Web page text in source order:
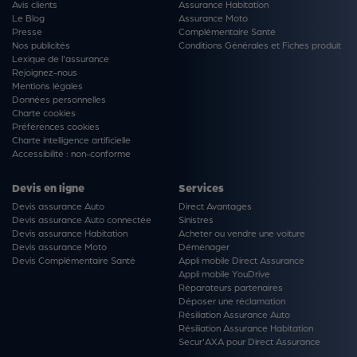
Avis clients
Le Blog
Presse
Nos publicités
Lexique de l'assurance
Rejoignez-nous
Mentions légales
Données personnelles
Charte cookies
Préférences cookies
Charte intelligence artificielle
Accessibilité : non-conforme
Assurance Habitation
Assurance Moto
Complémentaire Santé
Conditions Générales et Fiches produit
Devis en ligne
Devis assurance Auto
Devis assurance Auto connectée
Devis assurance Habitation
Devis assurance Moto
Devis Complémentaire Santé
Services
Direct Avantages
Sinistres
Acheter ou vendre une voiture
Déménager
Appli mobile Direct Assurance
Appli mobile YouDrive
Réparateurs partenaires
Déposer une réclamation
Résiliation Assurance Auto
Résiliation Assurance Habitation
Secur'AXA pour Direct Assurance